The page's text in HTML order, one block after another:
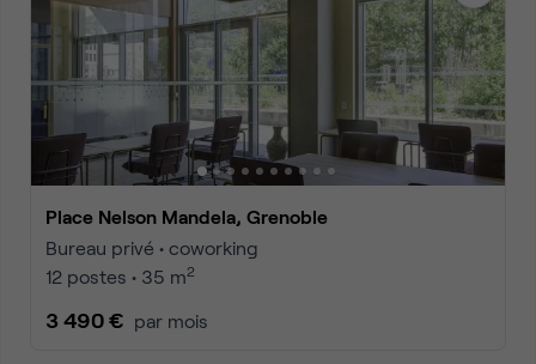
Place Nelson Mandela, Grenoble
Bureau privé • coworking
12 postes • 35 m2
3 490 € par mois